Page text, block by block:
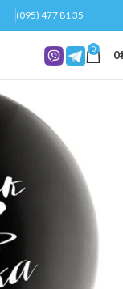
(095) 477 81 35
0 0